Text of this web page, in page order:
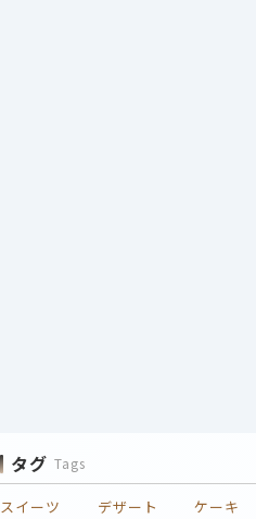
タグ Tags
スイーツ デザート ケーキ